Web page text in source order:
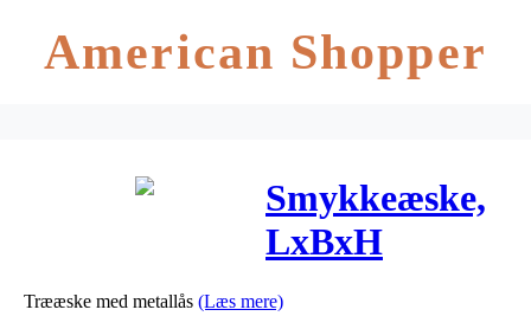
American Shopper
Smykkeæske,
LxBxH
11,5×7,5×4,5
Trææske med metallås (Læs mere)